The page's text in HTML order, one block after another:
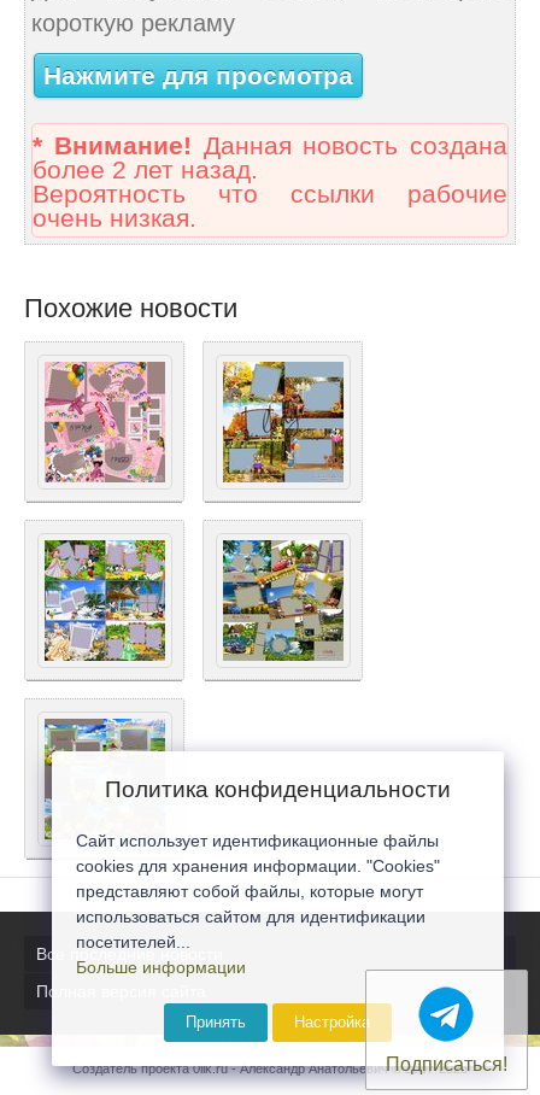
короткую рекламу
Нажмите для просмотра
* Внимание! Данная новость создана
более 2 лет назад.
Вероятность что ссылки рабочие
очень низкая.
Похожие новости
Все последние новости
Полная версия сайта
Создатель проекта 0lik.ru - Александр Анатольевич © 2007-2026
Подписаться!
Политика конфиденциальности
Сайт использует идентификационные файлы
cookies для хранения информации. "Cookies"
представляют собой файлы, которые могут
использоваться сайтом для идентификации
посетителей...
Больше информации
Принять Настройка